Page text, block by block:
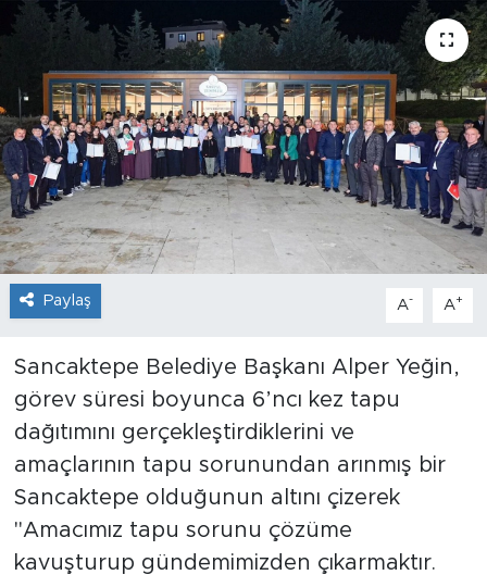
Paylaş A- A+
Sancaktepe Belediye Başkanı Alper Yeğin,
görev süresi boyunca 6’ncı kez tapu
dağıtımını gerçekleştirdiklerini ve
amaçlarının tapu sorunundan arınmış bir
Sancaktepe olduğunun altını çizerek
"Amacımız tapu sorunu çözüme
kavuşturup gündemimizden çıkarmaktır.